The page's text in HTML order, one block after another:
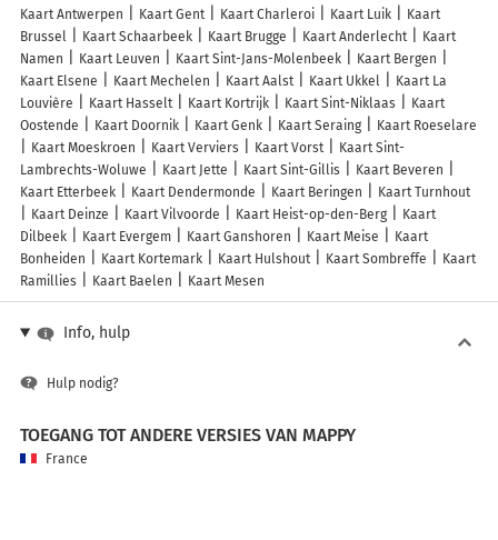
Kaart Antwerpen Kaart Gent Kaart Charleroi Kaart Luik
Kaart
Brussel
Kaart Schaarbeek Kaart Brugge Kaart Anderlecht
Kaart
Namen
Kaart Leuven Kaart Sint-Jans-Molenbeek
Kaart Bergen
Kaart Elsene
Kaart Mechelen Kaart Aalst Kaart Ukkel
Kaart La
Louvière
Kaart Hasselt Kaart Kortrijk Kaart Sint-Niklaas
Kaart
Oostende
Kaart Doornik Kaart Genk Kaart Seraing
Kaart Roeselare
Kaart Moeskroen
Kaart Verviers Kaart Vorst
Kaart Sint-
Lambrechts-Woluwe
Kaart Jette Kaart Sint-Gillis
Kaart Beveren
Kaart Etterbeek
Kaart Dendermonde Kaart Beringen
Kaart Turnhout
Kaart Deinze
Kaart Vilvoorde Kaart Heist-op-den-Berg
Kaart
Dilbeek
Kaart Evergem Kaart Ganshoren Kaart Meise
Kaart
Bonheiden
Kaart Kortemark Kaart Hulshout Kaart Sombreffe
Kaart
Ramillies
Kaart Baelen Kaart Mesen
Info, hulp
Hulp nodig?
TOEGANG TOT ANDERE VERSIES VAN MAPPY
France